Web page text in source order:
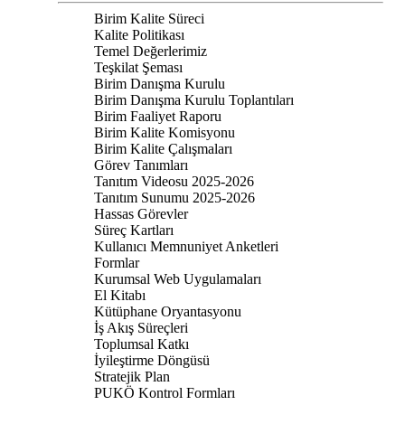
Birim Kalite Süreci
Kalite Politikası
Temel Değerlerimiz
Teşkilat Şeması
Birim Danışma Kurulu
Birim Danışma Kurulu Toplantıları
Birim Faaliyet Raporu
Birim Kalite Komisyonu
Birim Kalite Çalışmaları
Görev Tanımları
Tanıtım Videosu 2025-2026
Tanıtım Sunumu 2025-2026
Hassas Görevler
Süreç Kartları
Kullanıcı Memnuniyet Anketleri
Formlar
Kurumsal Web Uygulamaları
El Kitabı
Kütüphane Oryantasyonu
İş Akış Süreçleri
Toplumsal Katkı
İyileştirme Döngüsü
Stratejik Plan
PUKÖ Kontrol Formları